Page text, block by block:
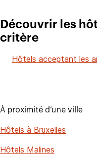
Découvrir les
critère
Hôtels acceptant les
À proximité d’une ville
Hôtels à Bruxelles
Hôtels Malines